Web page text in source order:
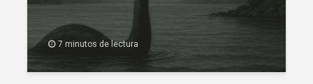
7 minutos de lectura